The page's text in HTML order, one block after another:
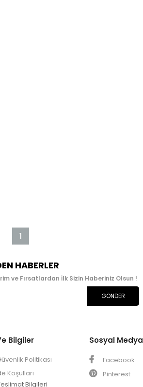
1
HABERLER
ve Fırsatlardan İlk Sizin Haberiniz Olsun !
GÖNDER
Bilgiler
Politikası
Koşulları
Bilgileri
Sosyal Medya
Facebook
Pinterest